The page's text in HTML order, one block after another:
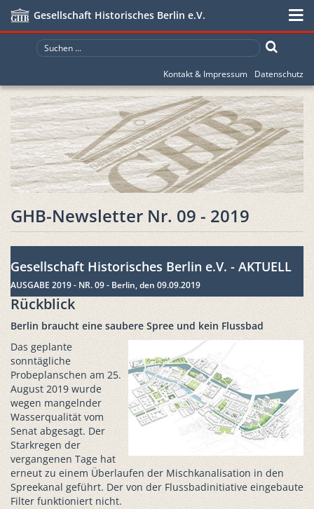
Gesellschaft Historisches Berlin e.V.
Kontakt & Impressum Datenschutz
GHB-Newsletter Nr. 09 - 2019
Gesellschaft Historisches Berlin e.V. - AKTUELL
AUSGABE 2019 - NR. 09 - Berlin, den 09.09.2019
Rückblick
Berlin braucht eine saubere Spree und kein Flussbad
Das geplante
sonntägliche
Probeplanschen am 25.
August 2019 wurde
wegen mangelnder
Wasserqualität vom
Senat abgesagt. Der
Starkregen der
vergangenen Tage hat
erneut zu einem Überlaufen der Mischkanalisation in den
Spreekanal geführt. Der von der Flussbadinitiative eingebaute
Filter funktioniert nicht.